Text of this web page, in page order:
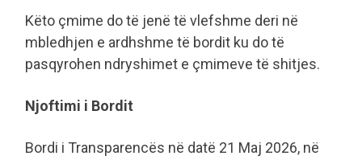
Këto çmime do të jenë të vlefshme deri në
mbledhjen e ardhshme të bordit ku do të
pasqyrohen ndryshimet e çmimeve të shitjes.
Njoftimi i Bordit
Bordi i Transparencës në datë 21 Maj 2026, në